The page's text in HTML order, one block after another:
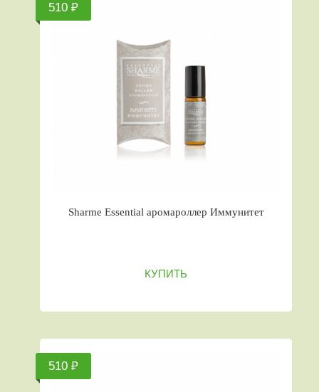
510 ₽
Sharme Essential аромароллер Иммунитет
КУПИТЬ
510 ₽